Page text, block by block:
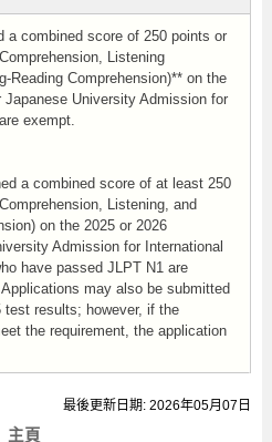
a combined score of 250 points or
Listening
Reading Comprehension)** on the
University Admission for
exempt.
a combined score of at least 250
Listening, and
on the 2025 or 2026
Admission for International
have passed JLPT N1 are
may also be submitted
test results; however, if the
the requirement, the application
最後更新日期: 2026年05月07日
主頁